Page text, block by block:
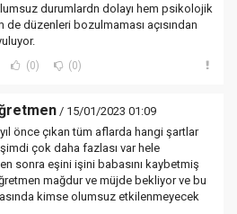
durumlardn dolayı hem psikolojik
de düzenleri bozulmaması açısından
(0) (0)
/ 15/01/2023 01:09
önce çıkan tüm aflarda hangi şartlar
çok daha fazlası var hele
sonra eşini işini babasını kaybetmiş
mağdur ve müjde bekliyor ve bu
kimse olumsuz etkilenmeyecek